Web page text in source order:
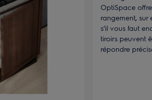
OptiSpace
rangement, sur
s’il vous faut
tiroirs peuvent
répondre